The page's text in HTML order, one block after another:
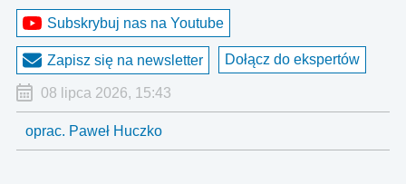
Subskrybuj nas na Youtube
Zapisz się na newsletter Dołącz do ekspertów
08 lipca 2026, 15:43
oprac. Paweł Huczko